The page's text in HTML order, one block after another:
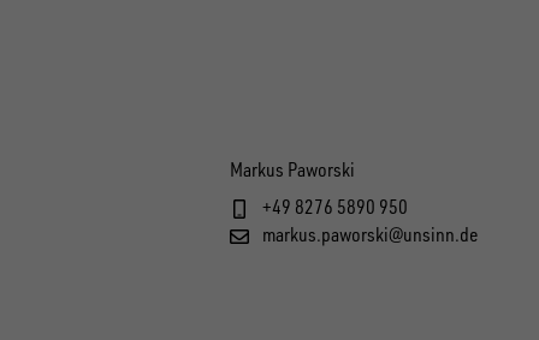
Markus Paworski
+49 8276 5890 950
markus.paworski@unsinn.de